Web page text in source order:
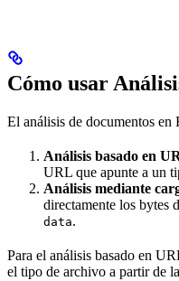
Cómo usar
El análisis de documentos
Análisis basado en
URL que apunte a un
Análisis mediante
directamente los bytes
data.
Para el análisis basado en
el tipo de archivo a partir de